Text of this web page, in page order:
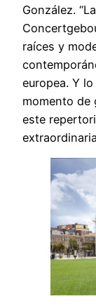
González.
raíces y
europea. Y
momento de
este